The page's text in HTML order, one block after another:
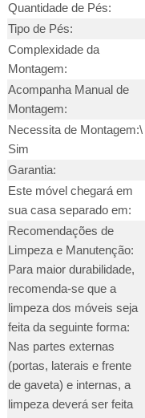
Quantidade de Pés:
Tipo de Pés:
Complexidade da
Montagem:
Acompanha Manual de
Montagem:
Necessita de Montagem:\
Sim
Garantia:
Este móvel chegará em
sua casa separado em:
Recomendações de
Limpeza e Manutenção:
Para maior durabilidade,
recomenda-se que a
limpeza dos móveis seja
feita da seguinte forma:
Nas partes externas
(portas, laterais e frente
de gaveta) e internas, a
limpeza deverá ser feita